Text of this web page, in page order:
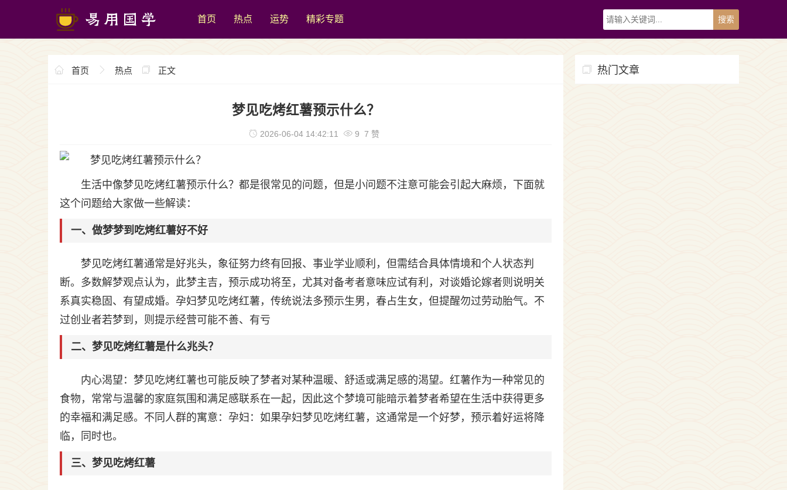
首页 热点 运势 精彩专题
首页 热点 正文
梦见吃烤红薯预示什么？
2026-06-04 14:42:11 9 7 赞
生活中像梦见吃烤红薯预示什么？都是很常见的问题，但是小问题不注意可能会引起大麻烦，下面就
这个问题给大家做一些解读：
一、做梦梦到吃烤红薯好不好
梦见吃烤红薯通常是好兆头，象征努力终有回报、事业学业顺利，但需结合具体情境和个人状态判
断。多数解梦观点认为，此梦主吉，预示成功将至，尤其对备考者意味应试有利，对谈婚论嫁者则说明关
系真实稳固、有望成婚。孕妇梦见吃烤红薯，传统说法多预示生男，春占生女，但提醒勿过劳动胎气。不
过创业者若梦到，则提示经营可能不善、有亏
二、梦见吃烤红薯是什么兆头？
内心渴望：梦见吃烤红薯也可能反映了梦者对某种温暖、舒适或满足感的渴望。红薯作为一种常见的
食物，常常与温馨的家庭氛围和满足感联系在一起，因此这个梦境可能暗示着梦者希望在生活中获得更多
的幸福和满足感。不同人群的寓意：孕妇：如果孕妇梦见吃烤红薯，这通常是一个好梦，预示着好运将降
临，同时也。
三、梦见吃烤红薯
热门文章